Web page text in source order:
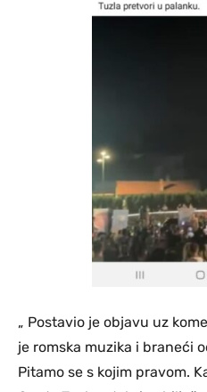
„ Postavio je objavu uz
je romska muzika i braneći
Pitamo se s kojim pravom.